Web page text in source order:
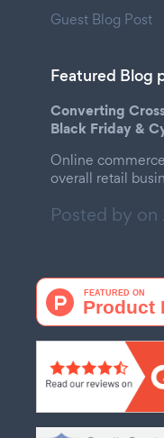
Guest Blog Post
Featured Blog
Converting
Black Friday &
Online
overall retail
Posted by on